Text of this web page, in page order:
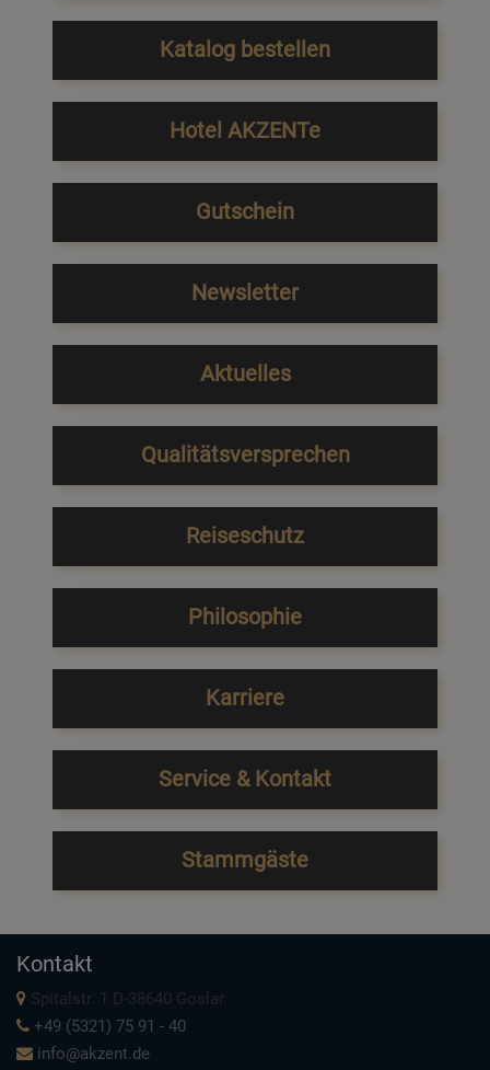
Katalog bestellen
Hotel AKZENTe
Gutschein
Newsletter
Aktuelles
Qualitätsversprechen
Reiseschutz
Philosophie
Karriere
Service & Kontakt
Stammgäste
Kontakt
Spitalstr. 1 D-38640 Goslar
+49 (5321) 75 91 - 40
info@akzent.de